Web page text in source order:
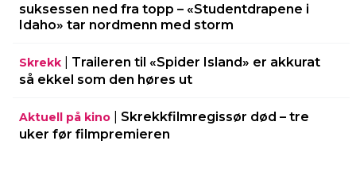
suksessen ned fra topp – «Studentdrapene i
Idaho» tar nordmenn med storm
Skrekk
Traileren til «Spider Island» er akkurat
så ekkel som den høres ut
Aktuell på kino
Skrekkfilmregissør død – tre
uker før filmpremieren